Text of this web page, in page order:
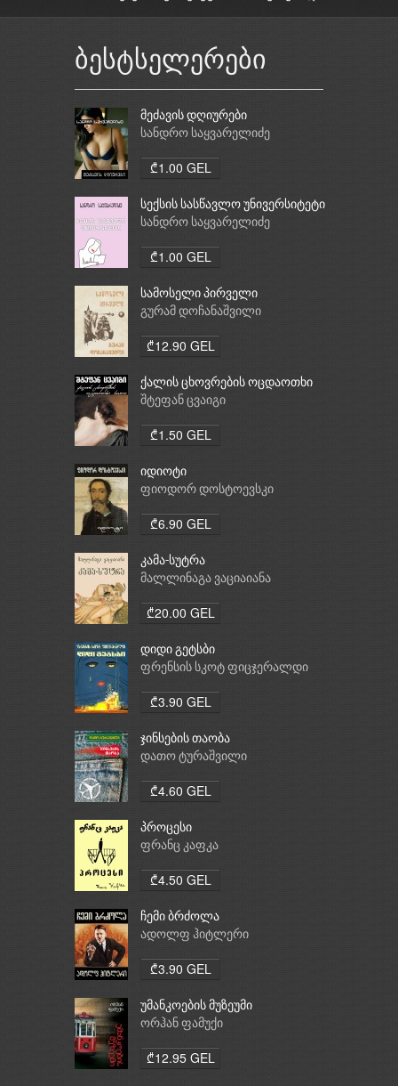
ბესტსელერები
მეძავის დღიურები
სანდრო საყვარელიძე
₾1.00 GEL
სექსის სასწავლო უნივერსიტეტი
სანდრო საყვარელიძე
₾1.00 GEL
სამოსელი პირველი
გურამ დოჩანაშვილი
₾12.90 GEL
ქალის ცხოვრების ოცდაოთხი
საათი
შტეფან ცვაიგი
₾1.50 GEL
იდიოტი
ფიოდორ დოსტოევსკი
₾6.90 GEL
კამა-სუტრა
მალლინაგა ვაციაიანა
₾20.00 GEL
დიდი გეტსბი
ფრენსის სკოტ ფიცჯერალდი
₾3.90 GEL
ჯინსების თაობა
დათო ტურაშვილი
₾4.60 GEL
პროცესი
ფრანც კაფკა
₾4.50 GEL
ჩემი ბრძოლა
ადოლფ ჰიტლერი
₾3.90 GEL
უმანკოების მუზეუმი
ორჰან ფამუქი
₾12.95 GEL